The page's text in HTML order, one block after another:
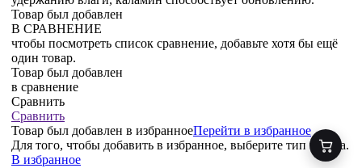
Товар был добавлен
В СРАВНЕНИЕ
чтобы посмотреть список сравнение, добавьте хотя бы ещё
один товар.
Товар был добавлен
в сравнение
Сравнить
Сравнить
Товар был добавлен в избранноеПерейти в избранное
Для того, чтобы добавить в избранное, выберите тип товара.
В избранное